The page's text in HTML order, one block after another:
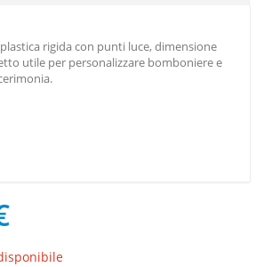
rigida con punti luce, dimensione
utile per personalizzare bomboniere e